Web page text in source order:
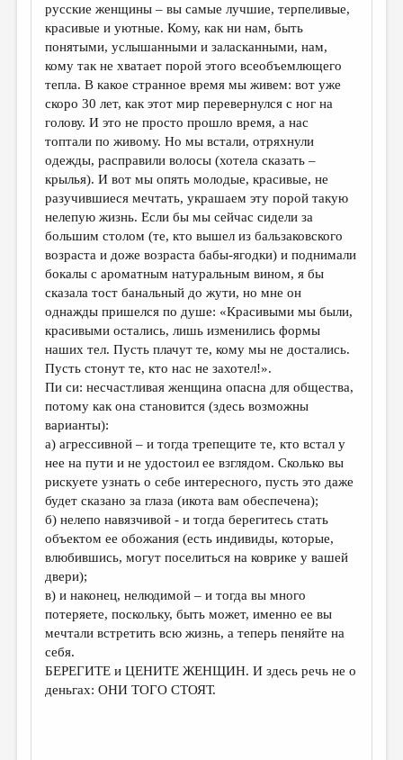
русские женщины – вы самые лучшие, терпеливые,
красивые и уютные. Кому, как ни нам, быть
понятыми, услышанными и заласканными, нам,
кому так не хватает порой этого всеобъемлющего
тепла. В какое странное время мы живем: вот уже
скоро 30 лет, как этот мир перевернулся с ног на
голову. И это не просто прошло время, а нас
топтали по живому. Но мы встали, отряхнули
одежды, расправили волосы (хотела сказать –
крылья). И вот мы опять молодые, красивые, не
разучившиеся мечтать, украшаем эту порой такую
нелепую жизнь. Если бы мы сейчас сидели за
большим столом (те, кто вышел из бальзаковского
возраста и доже возраста бабы-ягодки) и поднимали
бокалы с ароматным натуральным вином, я бы
сказала тост банальный до жути, но мне он
однажды пришелся по душе: «Красивыми мы были,
красивыми остались, лишь изменились формы
наших тел. Пусть плачут те, кому мы не достались.
Пусть стонут те, кто нас не захотел!».
Пи си: несчастливая женщина опасна для общества,
потому как она становится (здесь возможны
варианты):
а) агрессивной – и тогда трепещите те, кто встал у
нее на пути и не удостоил ее взглядом. Сколько вы
рискуете узнать о себе интересного, пусть это даже
будет сказано за глаза (икота вам обеспечена);
б) нелепо навязчивой - и тогда берегитесь стать
объектом ее обожания (есть индивиды, которые,
влюбившись, могут поселиться на коврике у вашей
двери);
в) и наконец, нелюдимой – и тогда вы много
потеряете, поскольку, быть может, именно ее вы
мечтали встретить всю жизнь, а теперь пеняйте на
себя.
БЕРЕГИТЕ и ЦЕНИТЕ ЖЕНЩИН. И здесь речь не о
деньгах: ОНИ ТОГО СТОЯТ.